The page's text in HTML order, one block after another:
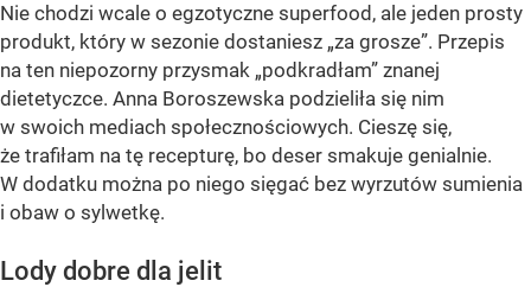
Nie chodzi wcale o egzotyczne superfood, ale jeden prosty
produkt, który w sezonie dostaniesz „za grosze”. Przepis
na ten niepozorny przysmak „podkradłam” znanej
dietetyczce. Anna Boroszewska podzieliła się nim
w swoich mediach społecznościowych. Cieszę się,
że trafiłam na tę recepturę, bo deser smakuje genialnie.
W dodatku można po niego sięgać bez wyrzutów sumienia
i obaw o sylwetkę.
Lody dobre dla jelit